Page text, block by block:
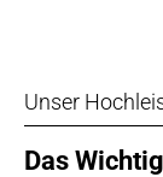
Unser
Das